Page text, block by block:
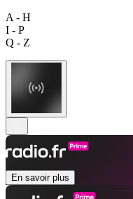
A - H
I - P
Q - Z
En savoir plus